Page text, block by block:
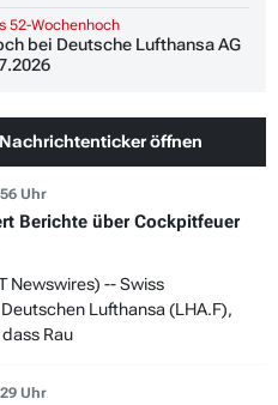
52-Wochenhoch
bei Deutsche Lufthansa AG
Nachrichtenticker öffnen
Uhr
Berichte über Cockpitfeuer
Newswires) -- Swiss
Lufthansa (LHA.F),
Rau
Uhr